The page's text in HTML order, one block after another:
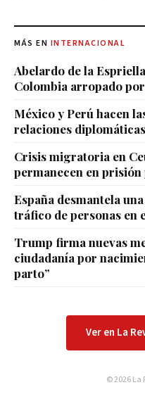
MÁS EN INTERNACIONAL
Abelardo de la
Colombia arropado
México y Perú hacen
relaciones
Crisis migratoria en
permanecen en
España desmantela
tráfico de personas en
Trump firma nuevas
ciudadanía por
parto”
Ver en La
© 2026 La